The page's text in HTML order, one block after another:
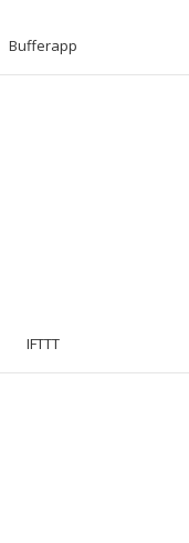
Bufferapp
IFTTT